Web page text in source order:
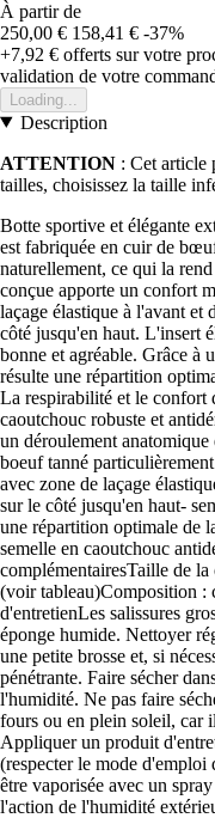
À partir de
250,00 € 158,41 € -37%
+7,92 € offerts sur votre
validation de votre
Loading...
Description
ATTENTION : Cet article
tailles, choisissez la taille
Botte sportive et élégante
est fabriquée en cuir de
naturellement, ce qui la
conçue apporte un confort
laçage élastique à l'avant et
côté jusqu'en haut. L'insert
bonne et agréable. Grâce à
résulte une répartition
La respirabilité et le confort
caoutchouc robuste et
un déroulement
boeuf tanné
avec zone de laçage
sur le côté jusqu'en haut-
une répartition optimale de
semelle en caoutchouc
complémentairesTaille de
(voir tableau)Composition :
d'entretienLes salissures
éponge humide. Nettoyer
une petite brosse et, si
pénétrante. Faire sécher
l'humidité. Ne pas faire
fours ou en plein soleil, car
Appliquer un produit
(respecter le mode
être vaporisée avec un
l'action de l'humidité